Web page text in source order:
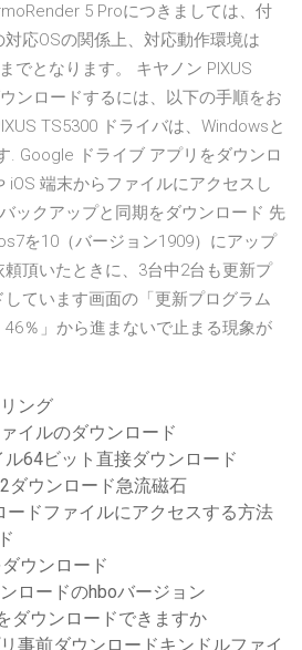
5 Proにつきましては、付
応OSの関係上、対応動作環境は
でとなります。 キヤノン PIXUS
ンロードするには、以下の手順をお
TS5300 ドライバは、Windowsと
. Google ドライブ アプリをダウンロ
iOS 端末からファイルにアクセスし
ックアップと同期をダウンロード 先
を10（バージョン1909）にアップ
頂いたときに、3台中2台も更新プ
ています画面の「更新プログラム
％」から進まないで止まる現象が
ング
イルのダウンロード
64ビット直接ダウンロード
ダウンロード急流磁石
ードファイルにアクセスする方法
ウンロード
ロードのhboバージョン
ダウンロードできますか
事前ダウンロードキンドルファイ